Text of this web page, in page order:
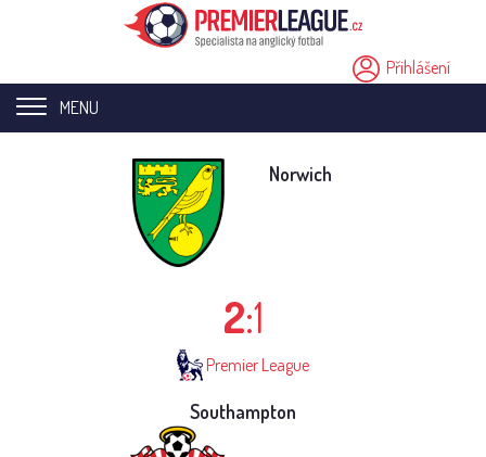
Přihlášení
MENU
Norwich
2:1
Premier League
Southampton